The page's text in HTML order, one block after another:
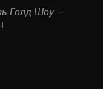
Голд Шоу —